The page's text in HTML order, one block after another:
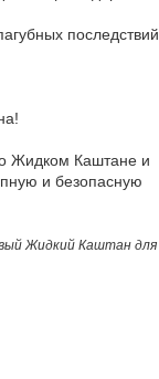
последствий
Жидком Каштане и
и безопасную
Жидкий Каштан для